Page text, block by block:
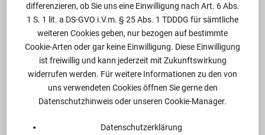
Unternehmenskaufverträge
richtig gestalten
Besonderheiten beim Verkauf
von Unternehmen in
Schwierigkeiten
differenzieren, ob Sie uns eine Einwilligung nach Art. 6 Abs.
1 S. 1 lit. a DS-GVO i.V.m. § 25 Abs. 1 TDDDG für sämtliche
weiteren Cookies geben, nur bezogen auf bestimmte
Cookie-Arten oder gar keine Einwilligung. Diese Einwilligung
ist freiwillig und kann jederzeit mit Zukunftswirkung
widerrufen werden. Für weitere Informationen zu den von
uns verwendeten Cookies öffnen Sie gerne den
Datenschutzhinweis oder unseren Cookie-Manager.
Datenschutzerklärung